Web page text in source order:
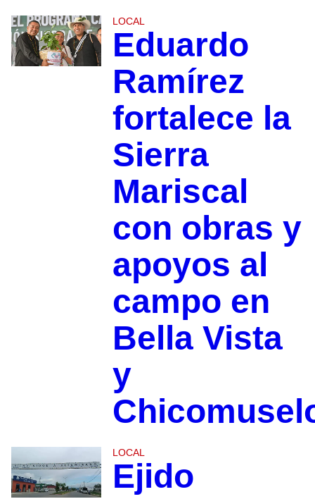
LOCAL
Eduardo
Ramírez
fortalece la
Sierra
Mariscal
con obras y
apoyos al
campo en
Bella Vista
y
LOCAL
Ejido